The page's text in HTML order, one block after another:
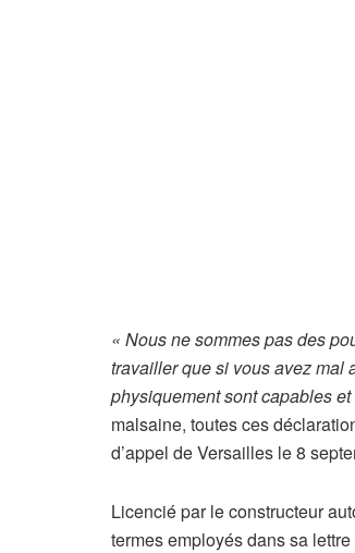
« Nous ne sommes pas des
travailler que si vous avez mal
physiquement sont capables
malsaine, toutes ces
d’appel de Versailles le 8
Licencié par le constructeur
termes employés dans sa